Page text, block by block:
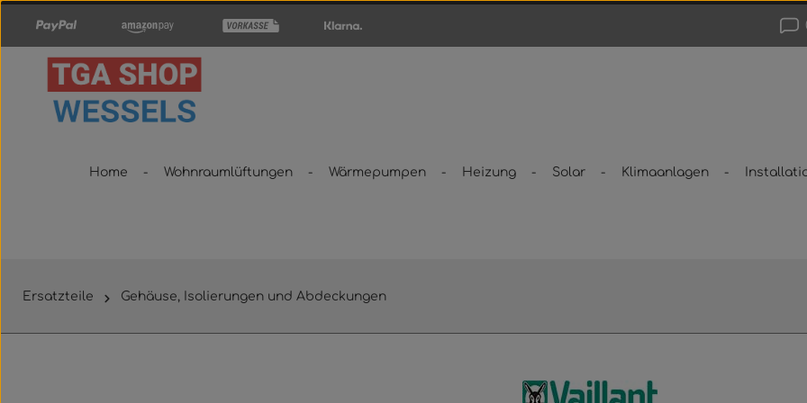
Hauptinhalt springen
Zur Hauptnavigation springen
Home Wohnraumlüftungen Wärmepumpen Heizung Solar Klimaanlagen
Ersatzteile Gehäuse, Isolierungen und Abdeckungen